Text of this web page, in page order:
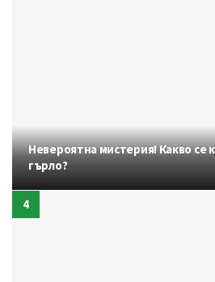
Невероятна мистерия! Какво се
гърло?